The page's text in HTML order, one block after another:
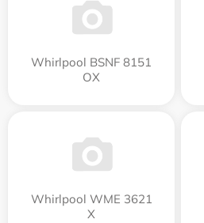
Whirlpool BSNF 8151
OX
Whirlpool WME 3621
X